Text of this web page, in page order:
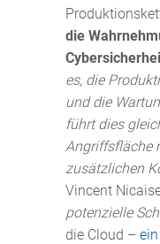
die
es, die
und die
führt dies
Angriffsfläche
zusätzlichen
Vincent
potenzielle
die Cloud –